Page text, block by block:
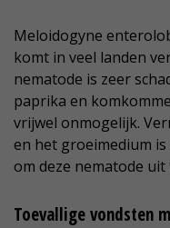
Meloidogyne
komt in veel landen
nematode is zeer
paprika en
vrijwel onmogelijk.
en het groeimedium
om deze nematode uit
Toevallige vondsten